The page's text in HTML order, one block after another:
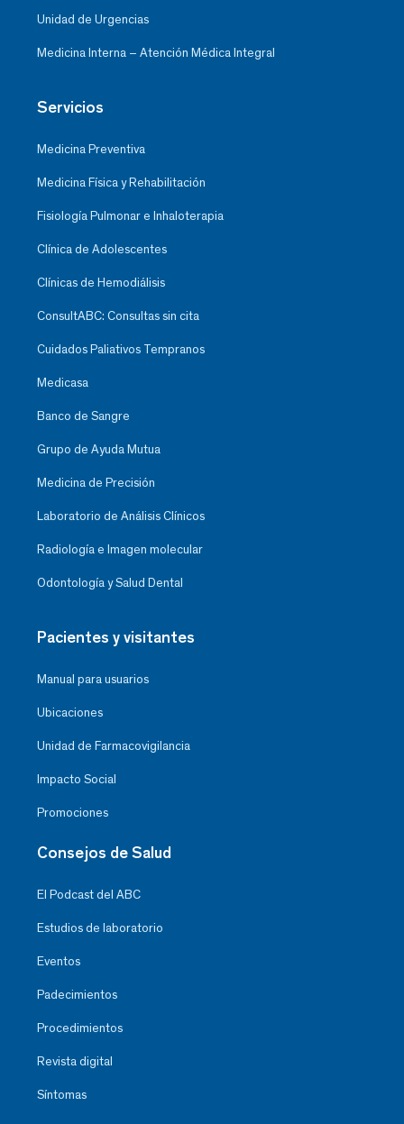
Unidad de Urgencias
Medicina Interna – Atención Médica Integral
Servicios
Medicina Preventiva
Medicina Física y Rehabilitación
Fisiología Pulmonar e Inhaloterapia
Clínica de Adolescentes
Clínicas de Hemodiálisis
ConsultABC: Consultas sin cita
Cuidados Paliativos Tempranos
Medicasa
Banco de Sangre
Grupo de Ayuda Mutua
Medicina de Precisión
Laboratorio de Análisis Clínicos
Radiología e Imagen molecular
Odontología y Salud Dental
Pacientes y visitantes
Manual para usuarios
Ubicaciones
Unidad de Farmacovigilancia
Impacto Social
Promociones
Consejos de Salud
El Podcast del ABC
Estudios de laboratorio
Eventos
Padecimientos
Procedimientos
Revista digital
Síntomas